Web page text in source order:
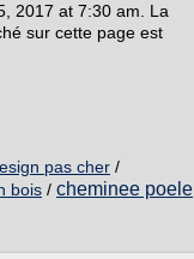
2017 at 7:30 am. La
sur cette page est
pas cher /
bois / cheminee poele